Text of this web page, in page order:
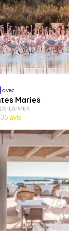
avec
Maries
LA-MER
35 avis